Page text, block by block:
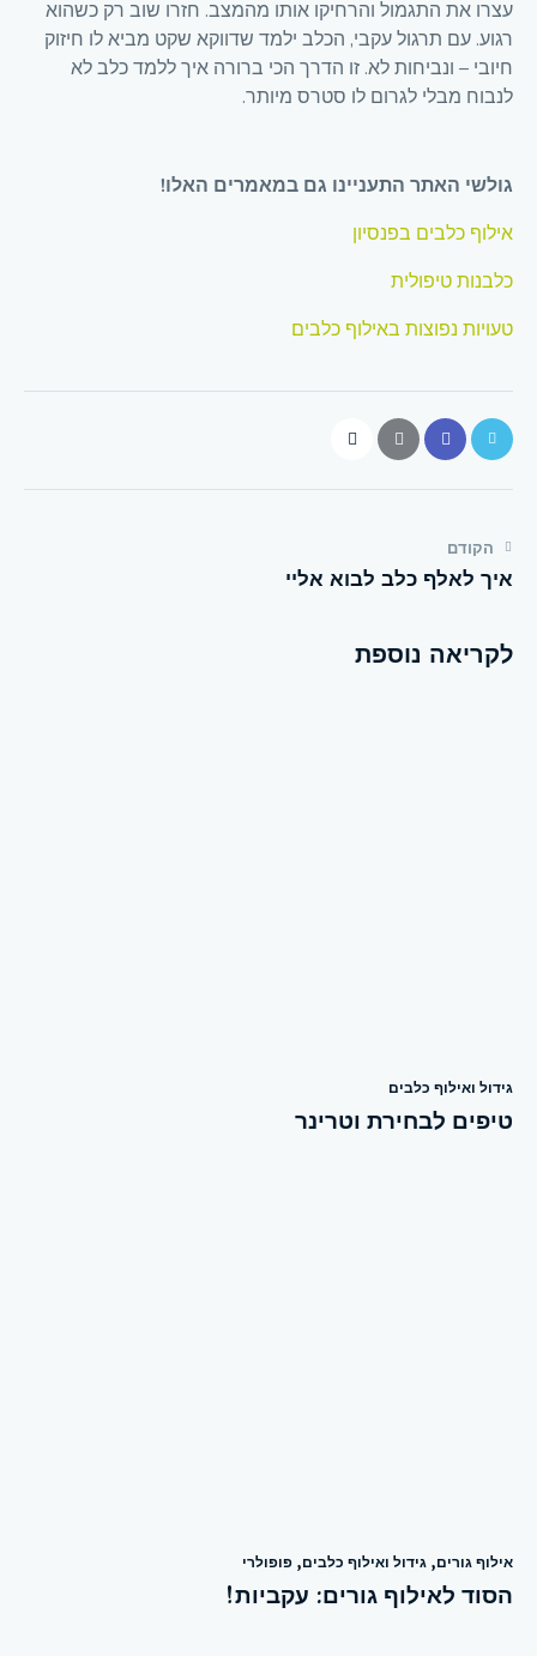
עצרו את התגמול והרחיקו אותו מהמצב. חזרו שוב רק כשהוא
רגוע. עם תרגול עקבי, הכלב ילמד שדווקא שקט מביא לו חיזוק
חיובי – ונביחות לא. זו הדרך הכי ברורה איך ללמד כלב לא
לנבוח מבלי לגרום לו סטרס מיותר.
גולשי האתר התעניינו גם במאמרים האלו!
אילוף כלבים בפנסיון
כלבנות טיפולית
טעויות נפוצות באילוף כלבים
הקודם
איך לאלף כלב לבוא אליי
לקריאה נוספת
גידול ואילוף כלבים
טיפים לבחירת וטרינר
אילוף גורים, גידול ואילוף כלבים, פופולרי
הסוד לאילוף גורים: עקביות!